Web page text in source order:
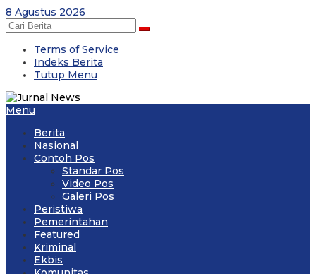
Skip
to
content
8 Agustus 2026
Terms of Service
Indeks Berita
Tutup Menu
Menu
Berita
Nasional
Contoh Pos
Standar Pos
Video Pos
Galeri Pos
Peristiwa
Pemerintahan
Featured
Kriminal
Ekbis